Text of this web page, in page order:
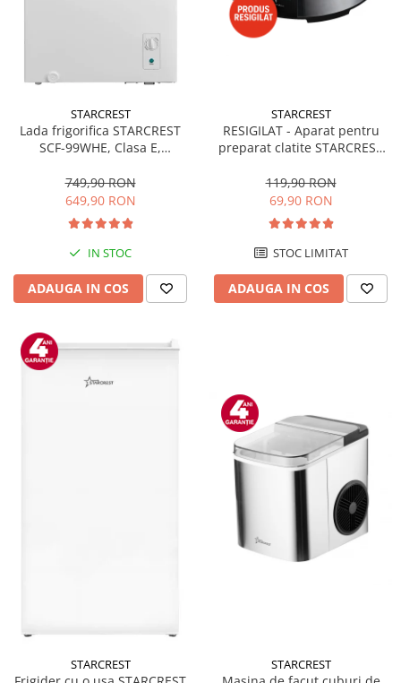
STARCREST
Lada frigorifica STARCREST
SCF-99WHE, Clasa E,
convertibil - functie frigider,
Termostat reglabil, Alb
749,90 RON
649,90 RON
IN STOC
ADAUGA IN COS
STARCREST
RESIGILAT - Aparat pentru
preparat clatite STARCREST
invelis ceramic antiaderent,
30 cm, Inox / Negru
119,90 RON
69,90 RON
STOC LIMITAT
ADAUGA IN COS
STARCREST STARCREST